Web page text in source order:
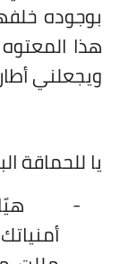
بوجوده
هذا
ويجعلني
يا للحماقة
-